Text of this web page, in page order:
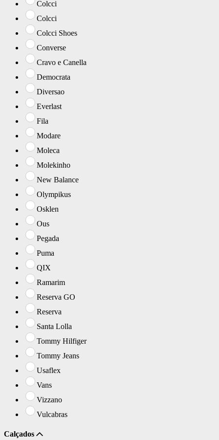
Colcci
Colcci
Colcci Shoes
Converse
Cravo e Canella
Democrata
Diversao
Everlast
Fila
Modare
Moleca
Molekinho
New Balance
Olympikus
Osklen
Ous
Pegada
Puma
QIX
Ramarim
Reserva GO
Reserva
Santa Lolla
Tommy Hilfiger
Tommy Jeans
Usaflex
Vans
Vizzano
Vulcabras
Calçados